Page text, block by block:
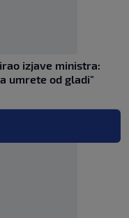
izjave ministra:
umrete od gladi"